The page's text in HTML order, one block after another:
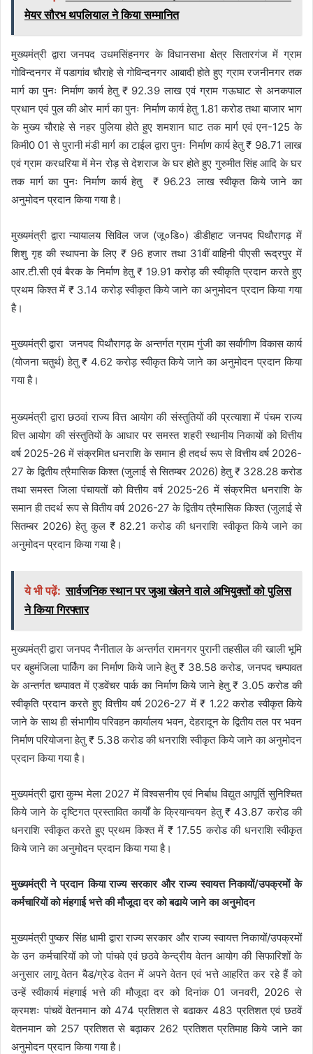
मेयर सौरभ थपलियाल ने किया सम्मानित
मुख्यमंत्री द्वारा जनपद उधमसिंहनगर के विधानसभा क्षेत्र सितारगंज में ग्राम
गोविन्दनगर में पडागांव चौराहे से गोविन्दनगर आबादी होते हुए ग्राम रजनीनगर तक
मार्ग का पुनः निर्माण कार्य हेतु ₹ 92.39 लाख एवं ग्राम गऊघाट से अनकपाल
प्रधान एवं पुल की ओर मार्ग का पुनः निर्माण कार्य हेतु 1.81 करोड तथा बाजार भाग
के मुख्य चौराहे से नहर पुलिया होते हुए शमशान घाट तक मार्ग एवं एन-125 के
किमी0 01 से पुरानी मंडी मार्ग का टाईल द्वारा पुनः निर्माण कार्य हेतु ₹ 98.71 लाख
एवं ग्राम करधरिया में मेन रोड़ से देशराज के घर होते हुए गुरुमीत सिंह आदि के घर
तक मार्ग का पुनः निर्माण कार्य हेतु ₹ 96.23 लाख स्वीकृत किये जाने का
अनुमोदन प्रदान किया गया है।
मुख्यमंत्री द्वारा न्यायालय सिविल जज (जू०डि०) डीडीहाट जनपद पिथौरागढ़ में
शिशु गृह की स्थापना के लिए ₹ 96 हजार तथा 31वीं वाहिनी पीएसी रूद्रपुर में
आर.टी.सी एवं बैरक के निर्माण हेतु ₹ 19.91 करोड़ की स्वीकृति प्रदान करते हुए
प्रथम किश्त में ₹ 3.14 करोड़ स्वीकृत किये जाने का अनुमोदन प्रदान किया गया
है।
मुख्यमंत्री द्वारा जनपद पिथौरागढ़ के अन्तर्गत ग्राम गुंजी का सर्वांगीण विकास कार्य
(योजना चतुर्थ) हेतु ₹ 4.62 करोड़ स्वीकृत किये जाने का अनुमोदन प्रदान किया
गया है।
मुख्यमंत्री द्वारा छठवां राज्य वित्त आयोग की संस्तुतियों की प्रत्याशा में पंचम राज्य
वित्त आयोग की संस्तुतियों के आधार पर समस्त शहरी स्थानीय निकायों को वित्तीय
वर्ष 2025-26 में संक्रमित धनराशि के समान ही तदर्थ रूप से वित्तीय वर्ष 2026-
27 के द्वितीय त्रैमासिक किश्त (जुलाई से सितम्बर 2026) हेतु ₹ 328.28 करोड
तथा समस्त जिला पंचायतों को वित्तीय वर्ष 2025-26 में संक्रमित धनराशि के
समान ही तदर्थ रूप से वितीय वर्ष 2026-27 के द्वितीय त्रैमासिक किश्त (जुलाई से
सितम्बर 2026) हेतु कुल ₹ 82.21 करोड की धनराशि स्वीकृत किये जाने का
अनुमोदन प्रदान किया गया है।
ये भी पढ़ें: सार्वजनिक स्थान पर जुआ खेलने वाले अभियुक्तों को पुलिस
ने किया गिरफ्तार
मुख्यमंत्री द्वारा जनपद नैनीताल के अन्तर्गत रामनगर पुरानी तहसील की खाली भूमि
पर बहुमंजिला पार्किंग का निर्माण किये जाने हेतु ₹ 38.58 करोड, जनपद चम्पावत
के अन्तर्गत चम्पावत में एडवेंचर पार्क का निर्माण किये जाने हेतु ₹ 3.05 करोड की
स्वीकृति प्रदान करते हुए वित्तीय वर्ष 2026-27 में ₹ 1.22 करोड स्वीकृत किये
जाने के साथ ही संभागीय परिवहन कार्यालय भवन, देहरादून के द्वितीय तल पर भवन
निर्माण परियोजना हेतु ₹ 5.38 करोड की धनराशि स्वीकृत किये जाने का अनुमोदन
प्रदान किया गया है।
मुख्यमंत्री द्वारा कुम्भ मेला 2027 में विश्वसनीय एवं निर्बाध विद्युत आपूर्ति सुनिश्चित
किये जाने के दृष्टिगत प्रस्तावित कार्यों के क्रियान्वयन हेतु ₹ 43.87 करोड की
धनराशि स्वीकृत करते हुए प्रथम किश्त में ₹ 17.55 करोड की धनराशि स्वीकृत
किये जाने का अनुमोदन प्रदान किया गया है।
मुख्यमंत्री ने प्रदान किया राज्य सरकार और राज्य स्वायत्त निकायों/उपक्रमों के
कर्मचारियों को मंहगाई भत्ते की मौजूदा दर को बढाये जाने का अनुमोदन
मुख्यमंत्री पुष्कर सिंह धामी द्वारा राज्य सरकार और राज्य स्वायत्त निकायों/उपक्रमों
के उन कर्मचारियों को जो पांचवे एवं छठवे केन्द्रीय वेतन आयोग की सिफारिशों के
अनुसार लागू वेतन बैड/ग्रेड वेतन में अपने वेतन एवं भत्ते आहरित कर रहे हैं को
उन्हें स्वीकार्य मंहगाई भत्ते की मौजूदा दर को दिनांक 01 जनवरी, 2026 से
क्रमशः पांचवें वेतनमान को 474 प्रतिशत से बढाकर 483 प्रतिशत एवं छठवें
वेतनमान को 257 प्रतिशत से बढ़ाकर 262 प्रतिशत प्रतिमाह किये जाने का
अनुमोदन प्रदान किया गया है।